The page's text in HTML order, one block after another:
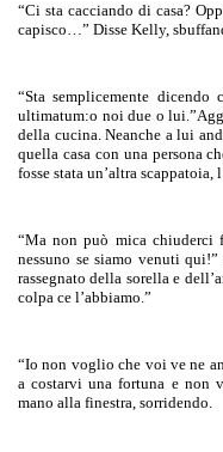
“Ci sta cacciandodi casa?
capisco…” Disse Kelly,
“Sta semplicemente dicendo
ultimatum:o noi due o
della cucina. Neanche a lui
quella casa con una persona
fosse stata un’altra scappatoia,
“Ma non può mica chiuderci
nessuno se siamo venutiqui!”
rassegnato della sorella e
colpa ce l’abbiamo.”
“Io non voglio che voi vene
a costarvi una fortuna e non
mano alla finestra, sorridendo.